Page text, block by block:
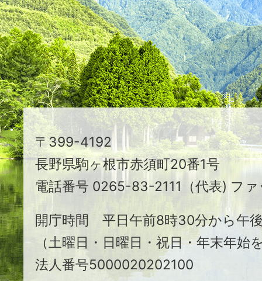
映
え
る
ま
ち
駒
ヶ
根
市
〒399-4192
長野県駒ヶ根市赤須町20番1号
電話番号 0265-83-2111（代表) フ
開庁時間 平日午前8時30分から午
（土曜日・日曜日・祝日・年末年始
法人番号5000020202100